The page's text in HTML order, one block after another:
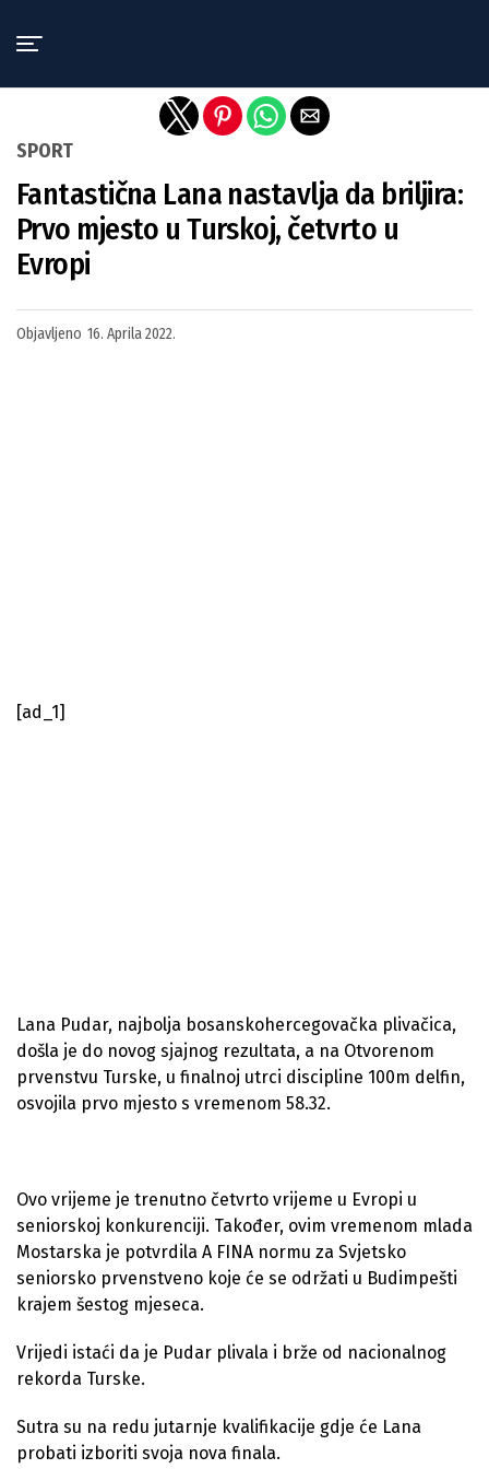
SPORT
Fantastična Lana nastavlja da briljira:
Prvo mjesto u Turskoj, četvrto u
Evropi
Objavljeno 16. Aprila 2022.
[ad_1]
Lana Pudar, najbolja bosanskohercegovačka plivačica,
došla je do novog sjajnog rezultata, a na Otvorenom
prvenstvu Turske, u finalnoj utrci discipline 100m delfin,
osvojila prvo mjesto s vremenom 58.32.
Ovo vrijeme je trenutno četvrto vrijeme u Evropi u
seniorskoj konkurenciji. Također, ovim vremenom mlada
Mostarska je potvrdila A FINA normu za Svjetsko
seniorsko prvenstveno koje će se održati u Budimpešti
krajem šestog mjeseca.
Vrijedi istaći da je Pudar plivala i brže od nacionalnog
rekorda Turske.
Sutra su na redu jutarnje kvalifikacije gdje će Lana
probati izboriti svoja nova finala.